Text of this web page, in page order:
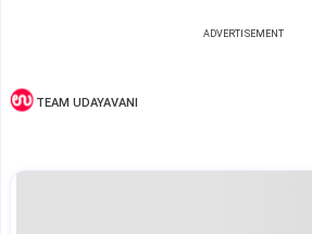
ADVERTISEMENT
TEAM UDAYAVANI